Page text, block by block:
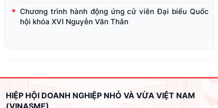
Chương trình hành động ứng cử viên Đại biểu Quốc
hội khóa XVI Nguyễn Văn Thân
HIỆP HỘI DOANH NGHIỆP NHỎ VÀ VỪA VIỆT NAM